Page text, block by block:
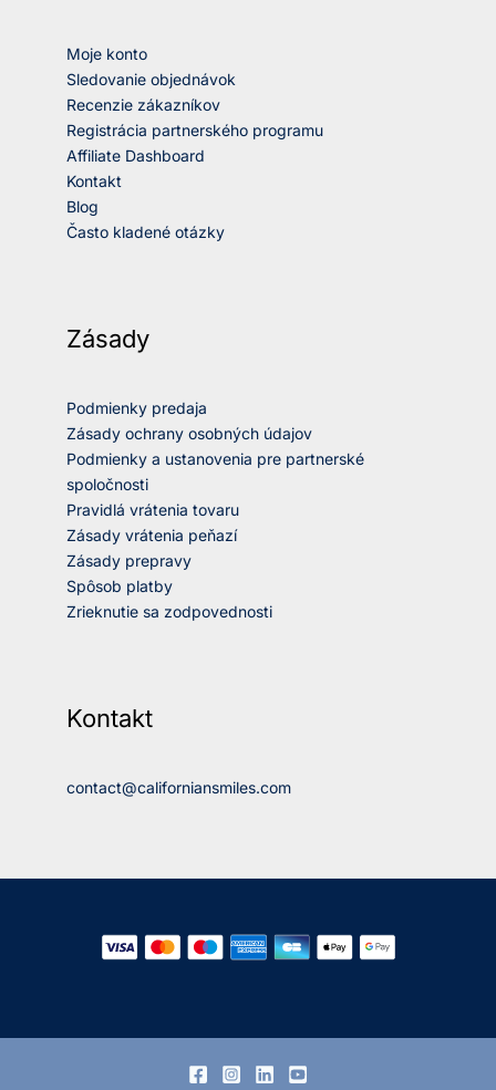
Moje konto
Sledovanie objednávok
Recenzie zákazníkov
Registrácia partnerského programu
Affiliate Dashboard
Kontakt
Blog
Často kladené otázky
Zásady
Podmienky predaja
Zásady ochrany osobných údajov
Podmienky a ustanovenia pre partnerské
spoločnosti
Pravidlá vrátenia tovaru
Zásady vrátenia peňazí
Zásady prepravy
Spôsob platby
Zrieknutie sa zodpovednosti
Kontakt
contact@californiansmiles.com